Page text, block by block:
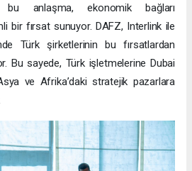
bu anlaşma, ekonomik bağları
bir fırsat sunuyor. DAFZ, Interlink ile
Türk şirketlerinin bu fırsatlardan
Bu sayede, Türk işletmelerine Dubai
ve Afrika’daki stratejik pazarlara